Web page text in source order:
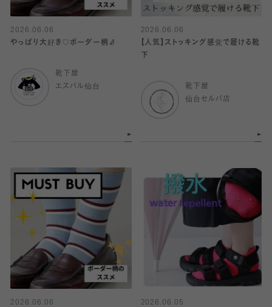
2026.06.06
やっぱり大好き♡ボーダー柄🧦
靴下屋
エスパル仙台
2026.06.06
【人気】ストッキング感覚で履ける靴
下
靴下屋
仙台セルバ店
2026.06.06
2026.06.05